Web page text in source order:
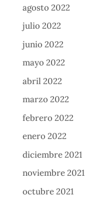
agosto 2022
julio 2022
junio 2022
mayo 2022
abril 2022
marzo 2022
febrero 2022
enero 2022
diciembre 2021
noviembre 2021
octubre 2021